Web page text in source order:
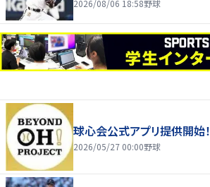
2026/08/06 18:58野球
球心会公式アプリ提供開始！
2026/05/27 00:00野球